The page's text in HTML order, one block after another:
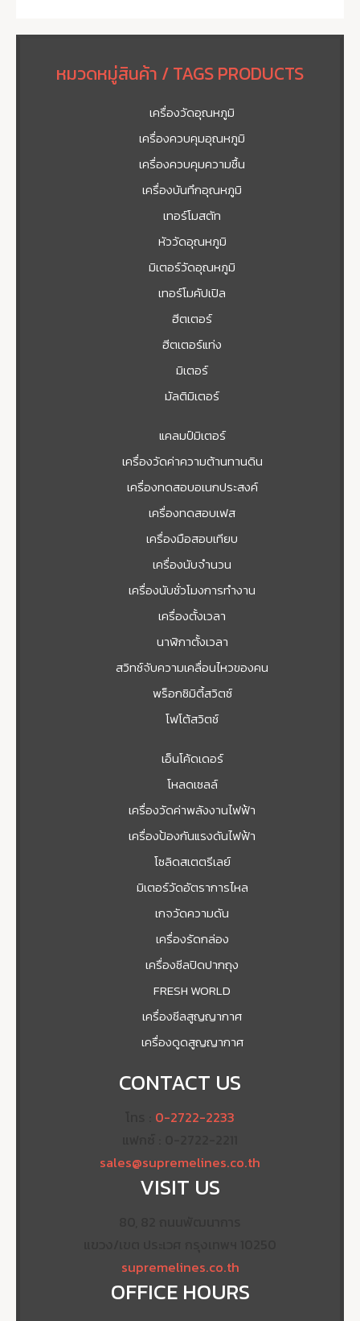
หมวดหมู่สินค้า / TAGS PRODUCTS
เครื่องวัดอุณหภูมิ
เครื่องควบคุมอุณหภูมิ
เครื่องควบคุมความชื้น
เครื่องบันทึกอุณหภูมิ
เทอร์โมสตัท
หัววัดอุณหภูมิ
มิเตอร์วัดอุณหภูมิ
เทอร์โมคัปเปิล
ฮีตเตอร์
ฮีตเตอร์แท่ง
มิเตอร์
มัลติมิเตอร์
แคลมป์มิเตอร์
เครื่องวัดค่าความต้านทานดิน
เครื่องทดสอบอเนกประสงค์
เครื่องทดสอบเฟส
เครื่องมือสอบเทียบ
เครื่องนับจำนวน
เครื่องนับชั่วโมงการทำงาน
เครื่องตั้งเวลา
นาฬิกาตั้งเวลา
สวิทช์จับความเคลื่อนไหวของคน
พร็อกซิมิตี้สวิตซ์
โฟโต้สวิตช์
เอ็นโค้ดเดอร์
โหลดเซลล์
เครื่องวัดค่าพลังงานไฟฟ้า
เครื่องป้องกันแรงดันไฟฟ้า
โซลิดสเตตรีเลย์
มิเตอร์วัดอัตราการไหล
เกจวัดความดัน
เครื่องรัดกล่อง
เครื่องซีลปิดปากถุง
FRESH WORLD
เครื่องซีลสูญญากาศ
เครื่องดูดสูญญากาศ
CONTACT US
0-2722-2233
sales@supremelines.co.th
VISIT US
supremelines.co.th
OFFICE HOURS